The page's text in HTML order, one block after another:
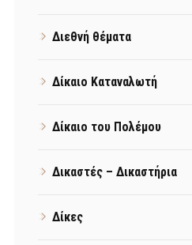
Διεθνή θέματα
Δίκαιο Καταναλωτή
Δίκαιο του Πολέμου
Δικαστές – Δικαστήρια
Δίκες